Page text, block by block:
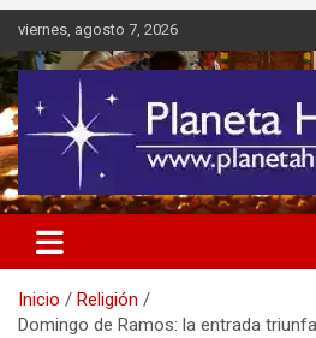
Saltar
contenido
viernes, agosto 7, 2026
Planeta Holístico
Difusión de espiritualidad, terapias
talleres y seminarios
Inicio
Religión
Domingo de Ramos: la entrada